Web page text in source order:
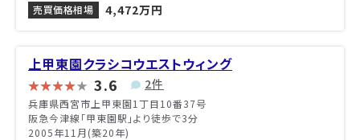
売買価格相場
4,472万円
上甲東園クラシコウエストウィング
3.6 2件
兵庫県西宮市上甲東園1丁目10番37号
阪急今津線「甲東園駅」より徒歩で3分
2005年11月(築20年)